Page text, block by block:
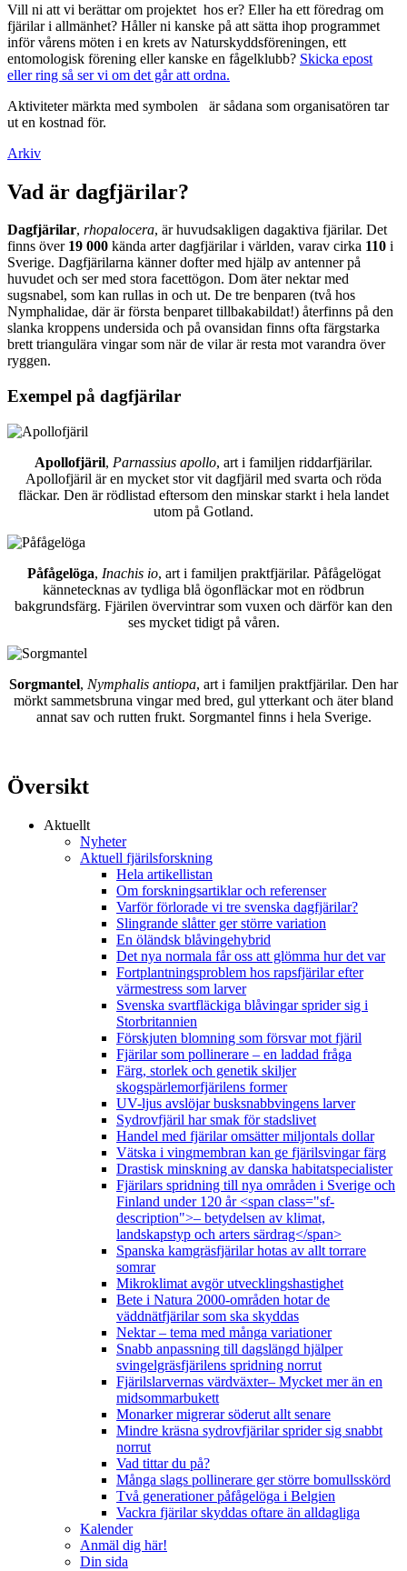
Vill ni att vi berättar om projektet hos er? Eller ha ett föredrag om
fjärilar i allmänhet? Håller ni kanske på att sätta ihop programmet
inför vårens möten i en krets av Naturskyddsföreningen, ett
entomologisk förening eller kanske en fågelklubb? Skicka epost
eller ring så ser vi om det går att ordna.
Aktiviteter märkta med symbolen
är sådana som organisatören tar
ut en kostnad för.
Arkiv
Vad är dagfjärilar?
Dagfjärilar, rhopalocera, är huvudsakligen dagaktiva fjärilar. Det
finns över 19 000 kända arter dagfjärilar i världen, varav cirka 110 i
Sverige. Dagfjärilarna känner dofter med hjälp av antenner på
huvudet och ser med stora facettögon. Dom äter nektar med
sugsnabel, som kan rullas in och ut. De tre benparen (två hos
Nymphalidae, där är första benparet tillbakabildat!) återfinns på den
slanka kroppens undersida och på ovansidan finns ofta färgstarka
brett triangulära vingar som när de vilar är resta mot varandra över
ryggen.
Exempel på dagfjärilar
Apollofjäril, Parnassius apollo, art i familjen riddarfjärilar.
Apollofjäril är en mycket stor vit dagfjäril med svarta och röda
fläckar. Den är rödlistad eftersom den minskar starkt i hela landet
utom på Gotland.
Påfågelöga, Inachis io, art i familjen praktfjärilar. Påfågelögat
kännetecknas av tydliga blå ögonfläckar mot en rödbrun
bakgrundsfärg. Fjärilen övervintrar som vuxen och därför kan den
ses mycket tidigt på våren.
Sorgmantel, Nymphalis antiopa, art i familjen praktfjärilar. Den har
mörkt sammetsbruna vingar med bred, gul ytterkant och äter bland
annat sav och rutten frukt. Sorgmantel finns i hela Sverige.
Översikt
Aktuellt
Nyheter
Aktuell fjärilsforskning
Hela artikellistan
Om forskningsartiklar och referenser
Varför förlorade vi tre svenska dagfjärilar?
Slingrande slåtter ger större variation
En öländsk blåvingehybrid
Det nya normala får oss att glömma hur det var
Fortplantningsproblem hos rapsfjärilar efter
värmestress som larver
Svenska svartfläckiga blåvingar sprider sig i
Storbritannien
Förskjuten blomning som försvar mot fjäril
Fjärilar som pollinerare – en laddad fråga
Färg, storlek och genetik skiljer
skogspärlemorfjärilens former
UV-ljus avslöjar busksnabbvingens larver
Sydrovfjäril har smak för stadslivet
Handel med fjärilar omsätter miljontals dollar
Vätska i vingmembran kan ge fjärilsvingar färg
Drastisk minskning av danska habitatspecialister
Fjärilars spridning till nya områden i Sverige och
Finland under 120 år <span class="sf-
description">– betydelsen av klimat,
landskapstyp och arters särdrag</span>
Spanska kamgräsfjärilar hotas av allt torrare
somrar
Mikroklimat avgör utvecklingshastighet
Bete i Natura 2000-områden hotar de
väddnätfjärilar som ska skyddas
Nektar – tema med många variationer
Snabb anpassning till dagslängd hjälper
svingelgräsfjärilens spridning norrut
Fjärilslarvernas värdväxter– Mycket mer än en
midsommarbukett
Monarker migrerar söderut allt senare
Mindre kräsna sydrovfjärilar sprider sig snabbt
norrut
Vad tittar du på?
Många slags pollinerare ger större bomullsskörd
Två generationer påfågelöga i Belgien
Vackra fjärilar skyddas oftare än alldagliga
Kalender
Anmäl dig här!
Din sida